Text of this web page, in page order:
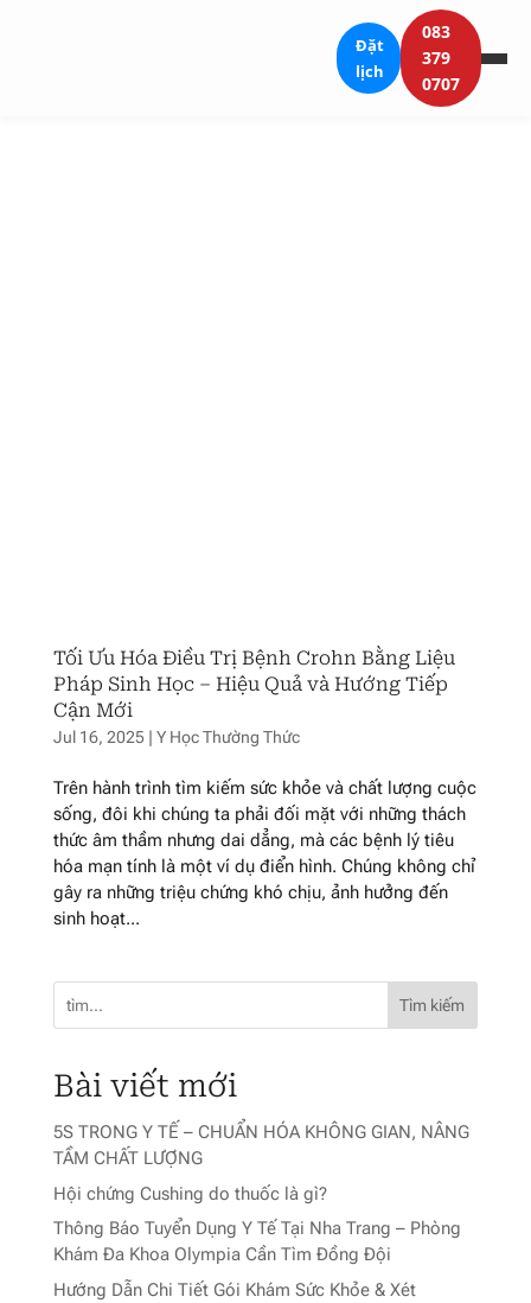
Đặt
lịch
083
379
0707
Tối Ưu Hóa Điều Trị Bệnh Crohn Bằng Liệu
Pháp Sinh Học – Hiệu Quả và Hướng Tiếp
Cận Mới
Jul 16, 2025| Y Học Thường Thức
Trên hành trình tìm kiếm sức khỏe và chất lượng cuộc
sống, đôi khi chúng ta phải đối mặt với những thách
thức âm thầm nhưng dai dẳng, mà các bệnh lý tiêu
hóa mạn tính là một ví dụ điển hình. Chúng không chỉ
gây ra những triệu chứng khó chịu, ảnh hưởng đến
sinh hoạt...
Tìm kiếm
Bài viết mới
5S TRONG Y TẾ – CHUẨN HÓA KHÔNG GIAN, NÂNG
TẦM CHẤT LƯỢNG
Hội chứng Cushing do thuốc là gì?
Thông Báo Tuyển Dụng Y Tế Tại Nha Trang – Phòng
Khám Đa Khoa Olympia Cần Tìm Đồng Đội
Hướng Dẫn Chi Tiết Gói Khám Sức Khỏe & Xét